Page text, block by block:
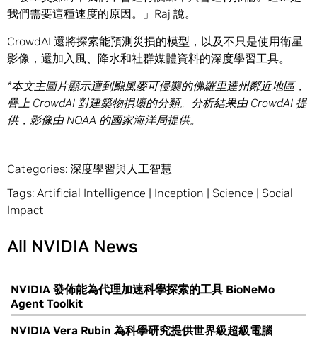
我們需要這種速度的原因。」Raj 說。
CrowdAI 還將探索能預測災損的模型，以及不只是使用衛星
影像，還加入風、降水和社群媒體資料的深度學習工具。
*本文主圖片顯示遭到颶風麥可侵襲的佛羅里達州鄰近地區，
疊上 CrowdAI 對建築物損壞的分類。分析結果由CrowdAI 提
供，影像由NOAA 的國家海洋局提供。
Categories: 深度學習與人工智慧
Tags: Artificial Intelligence | Inception | Science | Social
Impact
All NVIDIA News
NVIDIA 發佈能為代理加速科學探索的工具 BioNeMo
Agent Toolkit
NVIDIA Vera Rubin 為科學研究提供世界級超級電腦